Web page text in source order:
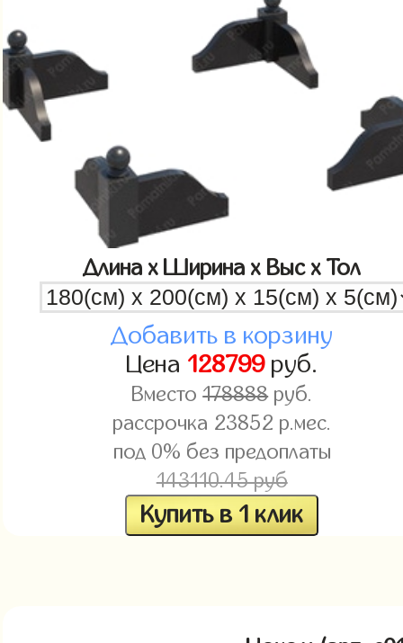
Длина x Ширина x Выс x Тол
Добавить в корзину
Цена 128799руб.
Вместо178888руб.
рассрочка 23852 р.мес.
под 0% без предоплаты
143110.45 руб
Купить в 1 клик